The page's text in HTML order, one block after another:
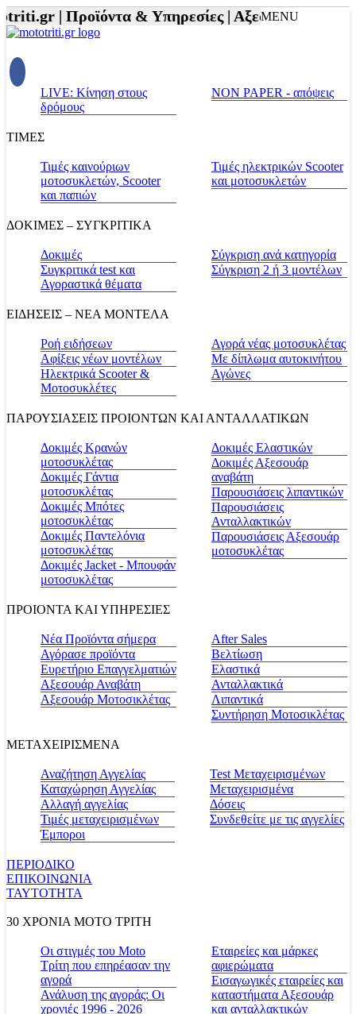
|Προϊόντα & Υπηρεσίες |Αξεσουάρ
MENU
LIVE: Κίνηση στους
δρόμους
NON PAPER - απόψεις
ΤΙΜΕΣ
Τιμές καινούριων
μοτοσυκλετών, Scooter
και παπιών
Τιμές ηλεκτρικών Scooter
και μοτοσυκλετών
ΔΟΚΙΜΕΣ – ΣΥΓΚΡΙΤΙΚΑ
Δοκιμές
Συγκριτικά test και
Αγοραστικά θέματα
Σύγκριση ανά κατηγορία
Σύγκριση 2 ή 3 μοντέλων
ΕΙΔΗΣΕΙΣ – ΝΕΑ ΜΟΝΤΕΛΑ
Ροή ειδήσεων
Αφίξεις νέων μοντέλων
Ηλεκτρικά Scooter &
Μοτοσυκλέτες
Αγορά νέας μοτοσυκλέτας
Με δίπλωμα αυτοκινήτου
Αγώνες
ΠΑΡΟΥΣΙΑΣΕΙΣ ΠΡΟΙΟΝΤΩΝ ΚΑΙ ΑΝΤΑΛΛΑΤΙΚΩΝ
Δοκιμές Κρανών
μοτοσυκλέτας
Δοκιμές Γάντια
μοτοσυκλέτας
Δοκιμές Μπότες
μοτοσυκλέτας
Δοκιμές Παντελόνια
μοτοσυκλέτας
Δοκιμές Jacket - Μπουφάν
μοτοσυκλέτας
Δοκιμές Ελαστικών
Δοκιμές Αξεσουάρ
αναβάτη
Παρουσιάσεις λιπαντικών
Παρουσιάσεις
Ανταλλακτικών
Παρουσιάσεις Αξεσουάρ
μοτοσυκλέτας
ΠΡΟΙΟΝΤΑ ΚΑΙ ΥΠΗΡΕΣΙΕΣ
Νέα Προϊόντα σήμερα
Αγόρασε προϊόντα
Ευρετήριο Επαγγελματιών
Αξεσουάρ Αναβάτη
Αξεσουάρ Μοτοσικλέτας
Αfter Sales
Βελτίωση
Ελαστικά
Ανταλλακτικά
Λιπαντικά
Συντήρηση Μοτοσικλέτας
ΜΕΤΑΧΕΙΡΙΣΜΕΝΑ
Αναζήτηση Αγγελίας
Καταχώρηση Αγγελίας
Αλλαγή αγγελίας
Τιμές μεταχειρισμένων
Έμποροι
Test Μεταχειρισμένων
Μεταχειρισμένα
Δόσεις
Συνδεθείτε με τις αγγελίες
ΠΕΡΙΟΔΙΚΟ
ΕΠΙΚΟΙΝΩΝΙΑ
ΤΑΥΤΟΤΗΤΑ
30 ΧΡΟΝΙΑ MOTO ΤΡΙΤΗ
Οι στιγμές του Moto
Τρίτη που επηρέασαν την
αγορά
Ανάλυση της αγοράς: Οι
χρονιές 1996 - 2026
Εταιρείες και μάρκες
αφιερώματα
Εισαγωγικές εταιρείες και
καταστήματα Αξεσουάρ
και ανταλλακτικών